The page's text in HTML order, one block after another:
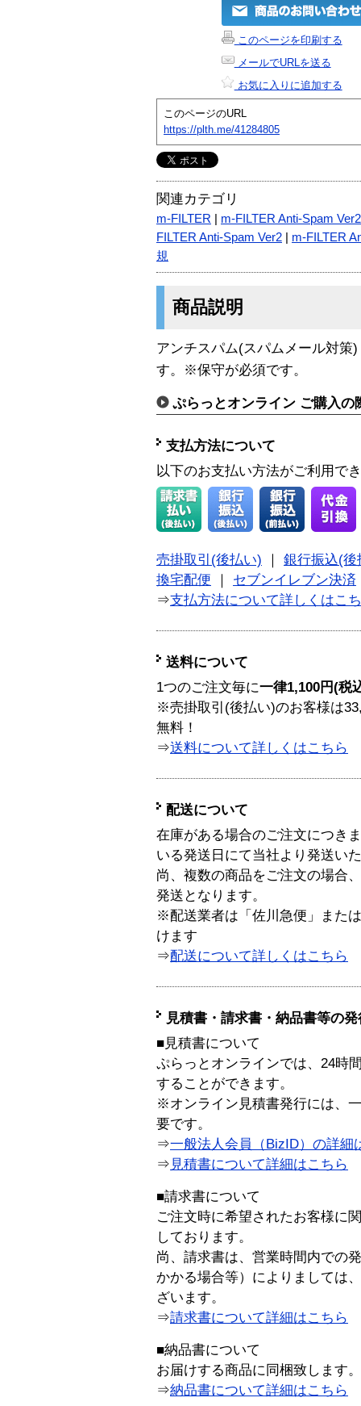
このページを印刷する
メールでURLを送る
お気に入りに追加する
このページのURL
https://plth.me/41284805
関連カテゴリ
m-FILTER
m-FILTER Anti-Spam
FILTER Anti-Spam Ver2
m-FILTER
規
商品説明
アンチスパム(スパムメール対策
す。※保守が必須です。
ぷらっとオンライン ご購入の
支払方法について
以下のお支払い方法がご利用で
売掛取引(後払い)
銀行振込(後
換宅配便
セブンイレブン決済
⇒支払方法について詳しくはこ
送料について
1つのご注文毎に一律1,100円(税
※売掛取引(後払い)のお客様は
無料！
⇒送料について詳しくはこちら
配送について
在庫がある場合のご注文につき
いる発送日にて当社より発送い
尚、複数の商品をご注文の場合
発送となります。
※配送業者は「佐川急便」また
けます
⇒配送について詳しくはこちら
見積書・請求書・納品書等の
■見積書について
ぷらっとオンラインでは、24時
することができます。
※オンライン見積書発行には、
要です。
⇒一般法人会員（BizID）の詳細
⇒ 見積書について詳細はこちら
■請求書について
ご注文時に希望されたお客様に
しております。
尚、請求書は、営業時間内での
かかる場合等）によりましては
ざいます。
⇒請求書について詳細はこちら
■納品書について
お届けする商品に同梱致します。
⇒納品書について詳細はこちら